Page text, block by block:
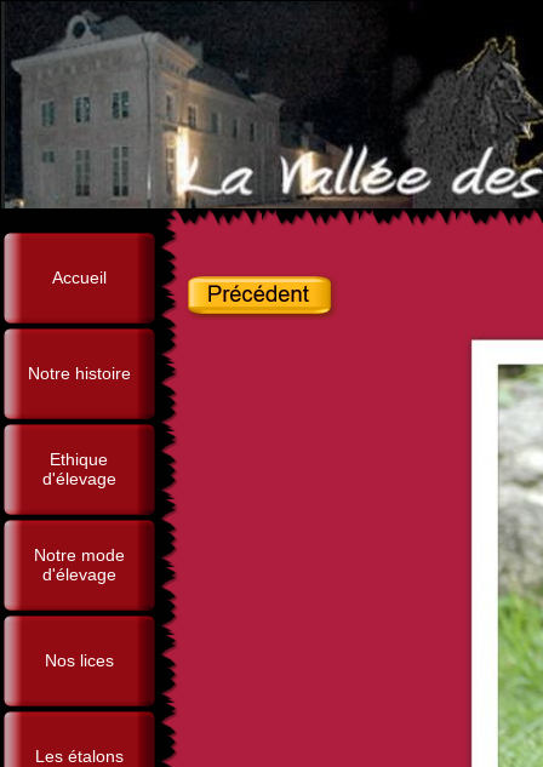
Accueil
Notre histoire
Ethique
d'élevage
Notre mode
d'élevage
Nos lices
Les étalons